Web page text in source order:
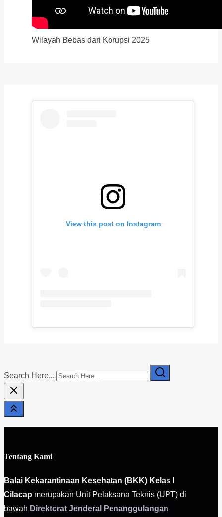
Wilayah Bebas dari Korupsi 2025
View this post on Instagram
Search Here...
Tentang Kami
Balai Kekarantinaan Kesehatan (BKK) Kelas I
Cilacap merupakan Unit Pelaksana Teknis (UPT) di
bawah Direktorat Jenderal Penanggulangan